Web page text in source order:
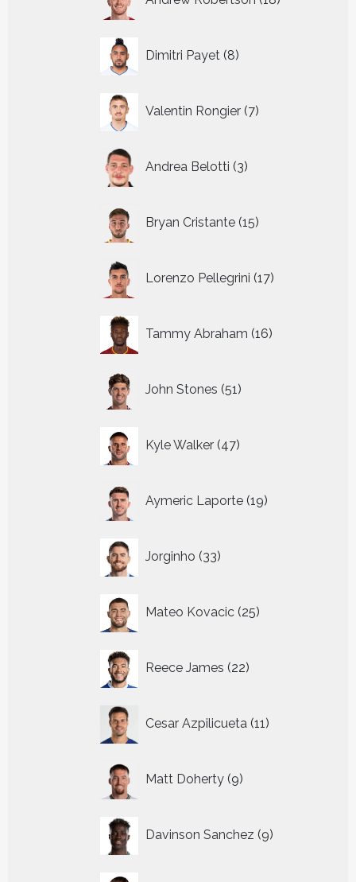
producten
Dimitri Payet 8
producten
Valentin Rongier 7
producten
Andrea Belotti 3
producten
Bryan Cristante 15
producten
Lorenzo Pellegrini 17
producten
Tammy Abraham 16
producten
John Stones 51
producten
Kyle Walker 47
producten
Aymeric Laporte 19
producten
Jorginho 33
producten
Mateo Kovacic 25
producten
Reece James 22
producten
Cesar Azpilicueta 11
producten
Matt Doherty 9
producten
Davinson Sanchez 9
producten